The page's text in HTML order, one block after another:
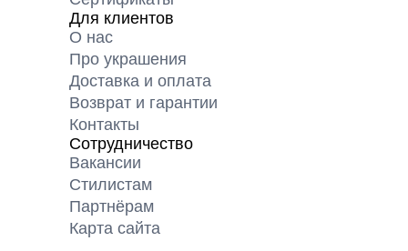
Для клиентов
О нас
Про украшения
Доставка и оплата
Возврат и гарантии
Контакты
Сотрудничество
Вакансии
Cтилистам
Партнёрам
Карта cайта